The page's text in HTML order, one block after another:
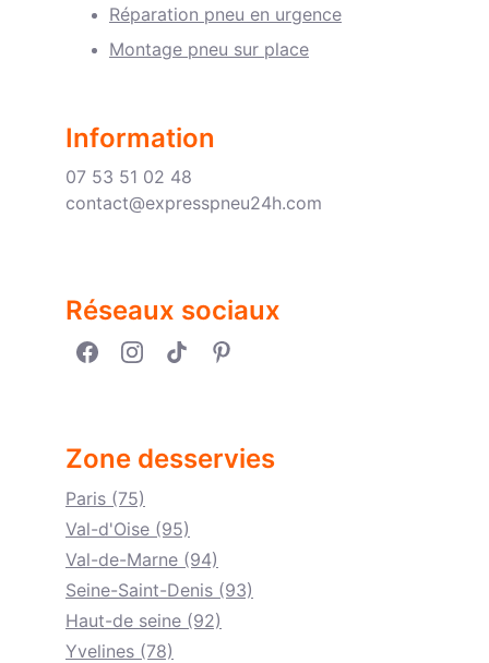
Information
07 53 51 02 48
contact@expresspneu24h.com
Zone desservies
Paris (75)
Val-d'Oise (95)
Val-de-Marne (94)
Seine-Saint-Denis (93)
Haut-de seine (92)
Yvelines (78)
Réseaux sociaux
Réparation pneu en urgence
Montage pneu sur place